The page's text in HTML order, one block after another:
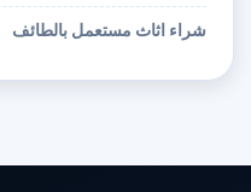
شراء اثاث مستعمل بالطائف